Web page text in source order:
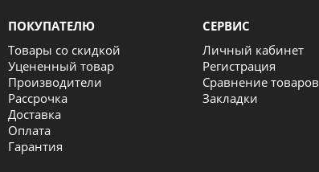
ПОКУПАТЕЛЮ
Товары со скидкой
Уцененный товар
Производители
Рассрочка
Доставка
Оплата
Гарантия
СЕРВИС
Личный кабинет
Регистрация
Сравнение товаров
Закладки